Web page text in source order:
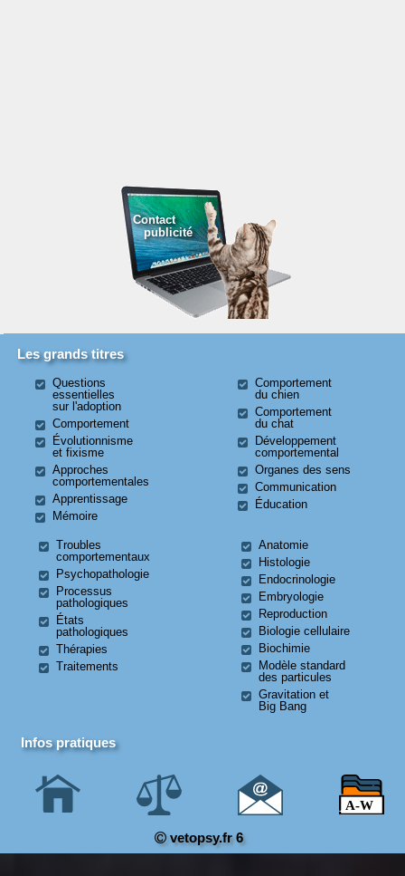
Contact
publicité
Les grands titres
Questions
essentielles
sur l'adoption
Comportement
Évolutionnisme
et fixisme
Approches
comportementales
Apprentissage
Mémoire
Comportement
du chien
Comportement
du chat
Développement
comportemental
Organes des sens
Communication
Éducation
Troubles
comportementaux
Psychopathologie
Processus
pathologiques
États
pathologiques
Thérapies
Traitements
Anatomie
Histologie
Endocrinologie
Embryologie
Reproduction
Biologie cellulaire
Biochimie
Modèle standard
des particules
Gravitation et
Big Bang
Infos pratiques
vetopsy.fr 6